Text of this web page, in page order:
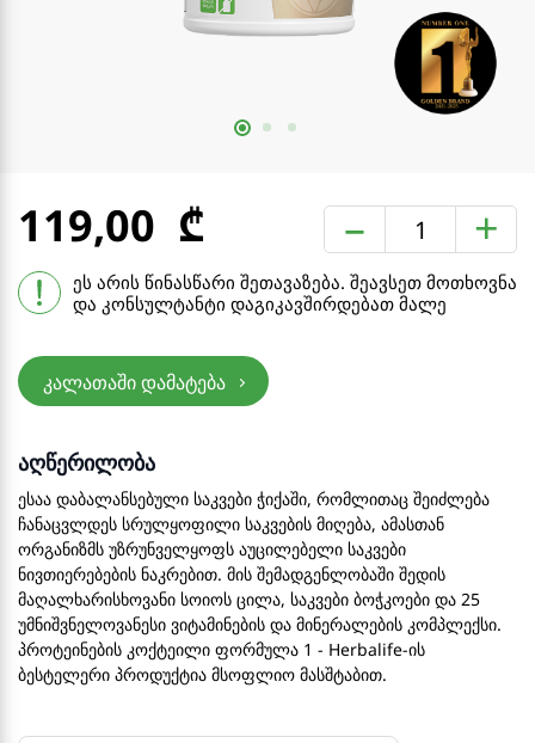
119,00 – +
ეს არის წინასწარი შეთავაზება. შეავსეთ მოთხოვნა
და კონსულტანტი დაგიკავშირდებათ მალე
კალათაში დამატება
აღწერილობა
ესაა დაბალანსებული საკვები ჭიქაში, რომლითაც შეიძლება
ჩანაცვლდეს სრულყოფილი საკვების მიღება, ამასთან
ორგანიზმს უზრუნველყოფს აუცილებელი საკვები
ნივთიერებების ნაკრებით. მის შემადგენლობაში შედის
მაღალხარისხოვანი სოიოს ცილა, საკვები ბოჭკოები და 25
უმნიშვნელოვანესი ვიტამინების და მინერალების კომპლექსი.
პროტეინების კოქტეილი ფორმულა 1 - Herbalife-ის
ბესტელერი პროდუქტია მსოფლიო მასშტაბით.